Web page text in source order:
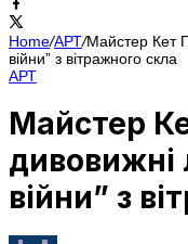
Home/АРТ/Майстер Кет
війни” з вітражного скла
АРТ
Майстер
дивовижні
війни” з